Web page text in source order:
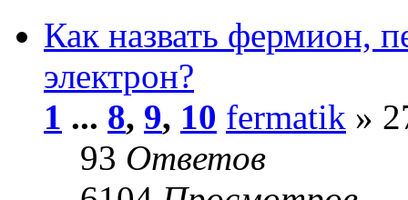
Как назвать фермион,
электрон?
1 ... 8, 9, 10 fermatik »
93 Ответов